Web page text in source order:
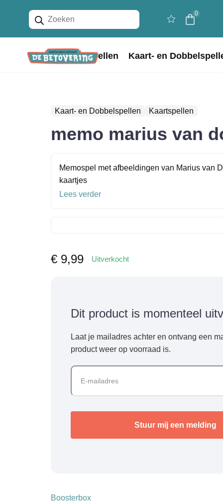
Producten
zoeken
0
Home Bordspellen Kaart- en
Kaart- en Dobbelspellen Kaartspellen
memo marius van
Memospel met afbeeldingen van Marius van
kaartjes
Lees verder
€ 9,99 Uitverkocht
Dit product is momenteel
Laat je mailadres achter en ontvang een
product weer op voorraad is.
Boosterbox